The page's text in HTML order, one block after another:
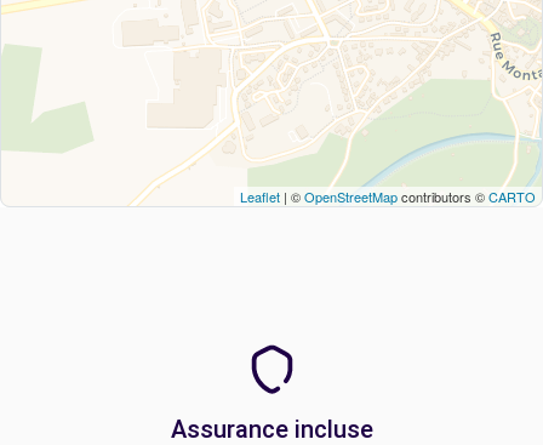
Leaflet | ©OpenStreetMapcontributors ©CARTO
Assurance incluse